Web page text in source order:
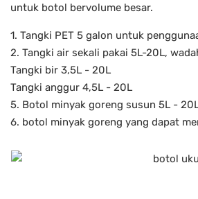
untuk botol bervolume besar.
1. Tangki PET 5 galon untuk
2. Tangki air sekali pakai 5L-20L,
Tangki bir 3,5L - 20L
Tangki anggur 4,5L - 20L
5. Botol minyak goreng susun 5L -
6. botol minyak goreng yang dapat